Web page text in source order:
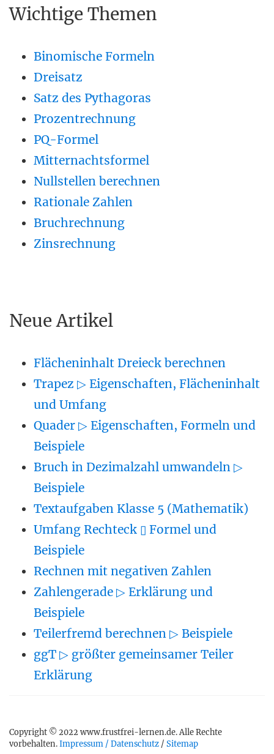
Wichtige Themen
Binomische Formeln
Dreisatz
Satz des Pythagoras
Prozentrechnung
PQ-Formel
Mitternachtsformel
Nullstellen berechnen
Rationale Zahlen
Bruchrechnung
Zinsrechnung
Neue Artikel
Flächeninhalt Dreieck berechnen
Trapez ▷ Eigenschaften, Flächeninhalt
und Umfang
Quader ▷ Eigenschaften, Formeln und
Beispiele
Bruch in Dezimalzahl umwandeln ▷
Beispiele
Textaufgaben Klasse 5 (Mathematik)
Umfang Rechteck ▯ Formel und
Beispiele
Rechnen mit negativen Zahlen
Zahlengerade ▷ Erklärung und
Beispiele
Teilerfremd berechnen ▷ Beispiele
ggT ▷ größter gemeinsamer Teiler
Erklärung
Copyright © 2022 www.frustfrei-lernen.de. Alle Rechte
vorbehalten.Impressum / Datenschutz / Sitemap